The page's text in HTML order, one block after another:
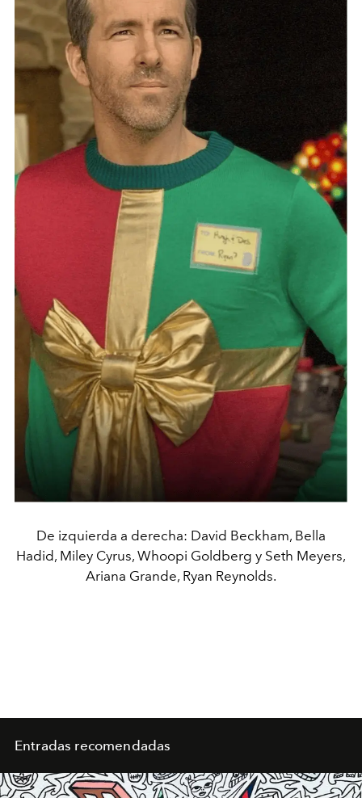
De izquierda a derecha: David Beckham, Bella
Hadid, Miley Cyrus, Whoopi Goldberg y Seth Meyers,
Ariana Grande, Ryan Reynolds.
Entradas recomendadas